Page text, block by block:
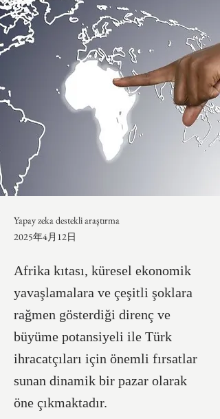
Yapay zeka destekli araştırma
2025年4月12日
Afrika kıtası, küresel ekonomik
yavaşlamalara ve çeşitli şoklara
rağmen gösterdiği direnç ve
büyüme potansiyeli ile Türk
ihracatçıları için önemli fırsatlar
sunan dinamik bir pazar olarak
öne çıkmaktadır.